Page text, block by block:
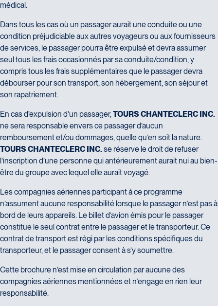
médical.
Dans tous les cas où un passager aurait une conduite ou une
condition préjudiciable aux autres voyageurs ou aux fournisseurs
de services, le passager pourra être expulsé et devra assumer
seul tous les frais occasionnés par sa conduite/condition, y
compris tous les frais supplémentaires que le passager devra
débourser pour son transport, son hébergement, son séjour et
son rapatriement.
En cas d’expulsion d’un passager,TOURS CHANTECLERC INC.
ne sera responsable envers ce passager d’aucun
remboursement et/ou dommages, quelle qu’en soit la nature.
TOURS CHANTECLERC INC. se réserve le droit de refuser
l’inscription d’une personne qui antérieurement aurait nui au bien-
être du groupe avec lequel elle aurait voyagé.
Les compagnies aériennes participant à ce programme
n’assument aucune responsabilité lorsque le passager n’est pas à
bord de leurs appareils. Le billet d’avion émis pour le passager
constitue le seul contrat entre le passager et le transporteur. Ce
contrat de transport est régi par les conditions spécifiques du
transporteur, et le passager consent à s’y soumettre.
Cette brochure n’est mise en circulation par aucune des
compagnies aériennes mentionnées et n’engage en rien leur
responsabilité.